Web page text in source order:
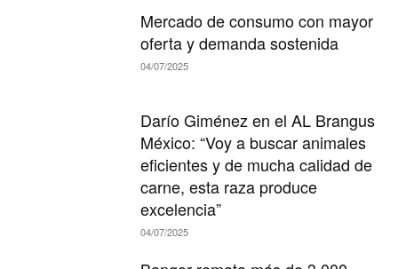
Mercado de consumo con mayor
oferta y demanda sostenida
04/07/2025
Darío Giménez en el AL Brangus
México: “Voy a buscar animales
eficientes y de mucha calidad de
carne, esta raza produce
excelencia”
04/07/2025